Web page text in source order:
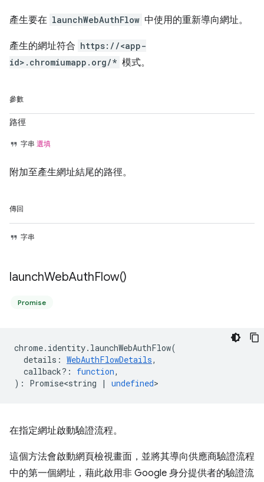
產生要在 launchWebAuthFlow 中使用的重新導向網址。
產生的網址符合 https://<app-
id>.chromiumapp.org/* 模式。
參數
路徑
字串 選填
附加至產生網址結尾的路徑。
傳回
字串
launchWebAuthFlow()
Promise
chrome. identity. launchWebAuthFlow(
details : WebAuthFlowDetails,
callback? : function,
) : Promise<string | undefined>
在指定網址啟動驗證流程。
這個方法會啟動網頁檢視畫面，並將其導向供應商驗證流程
中的第一個網址，藉此啟用非 Google 身分提供者的驗證流